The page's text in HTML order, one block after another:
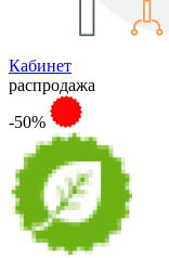
Кабинет
распродажа
-50%